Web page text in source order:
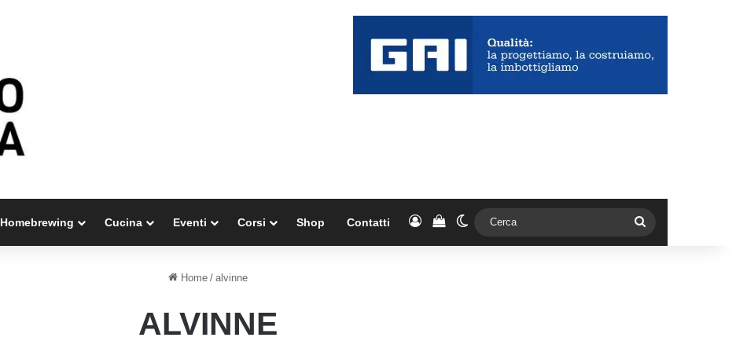
Homebrewing Cucina Eventi Corsi Shop Contatti AccediVedi il carrello
Cambia aspetto
Home / alvinne
ALVINNE